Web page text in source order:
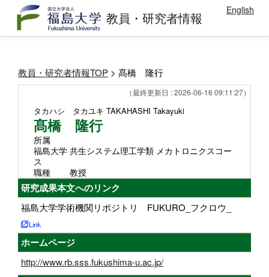
教員・研究者情報 English
教員・研究者情報TOP > 髙橋 隆行
（最終更新日 : 2026-06-16 09:11:27）
タカハシ タカユキ TAKAHASHI Takayuki
髙橋 隆行
所属
福島大学 共生システム理工学類 メカトロニクスコー
ス
職種
教授
研究成果本文へのリンク
福島大学学術機関リポジトリ FUKURO_フクロウ_
ホームページ
http://www.rb.sss.fukushima-u.ac.jp/